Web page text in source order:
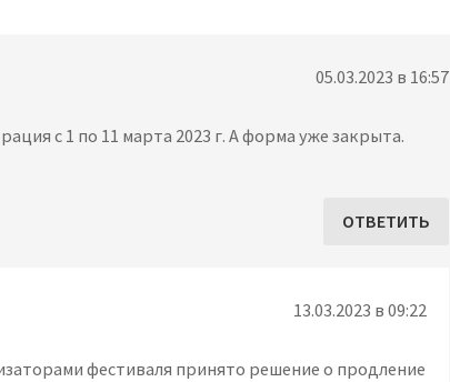
05.03.2023 в 16:57
с 1 по 11 марта 2023 г. А форма уже закрыта.
ОТВЕТИТЬ
13.03.2023 в 09:22
фестиваля принято решение о продление